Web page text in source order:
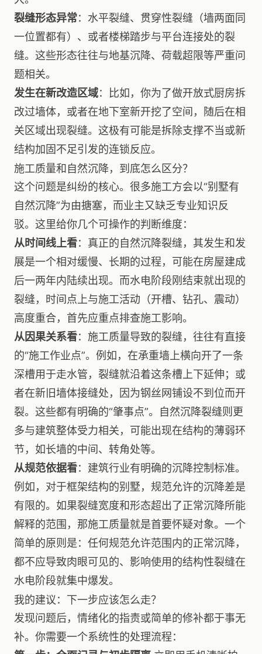
裂缝形态异常：水平裂缝、贯穿性裂缝（墙两面同
一位置都有）、或者楼梯踏步与平台连接处的裂
缝。这些形态往往与地基沉降、荷载超限等严重问
题相关。
发生在新改造区域：比如，你为了做开放式厨房拆
改过墙体，或者在地下室新开挖了空间，随后在相
关区域出现裂缝。这极有可能是拆除支撑不当或新
结构加固不足引发的连锁反应。
施工质量和自然沉降，到底怎么区分？
这个问题是纠纷的核心。很多施工方会以“别墅有
自然沉降”为由搪塞，而业主又缺乏专业知识反
驳。这里给你几个可操作的判断维度：
从时间线上看：真正的自然沉降裂缝，其发生和发
展是一个相对缓慢、长期的过程，可能在房屋建成
后一两年内陆续出现。而水电阶段刚结束就出现的
裂缝，时间点上与施工活动（开槽、钻孔、震动）
高度重合，首先应重点排查施工影响。
从因果关系看：施工质量导致的裂缝，往往有直接
的“施工作业点”。例如，在承重墙上横向开了一条
深槽用于走水管，裂缝就沿着这条槽上下延伸；或
者在新旧墙体接缝处，因为钢丝网铺设不到位而开
裂。这些都有明确的“肇事点”。自然沉降裂缝则更
多与建筑整体受力相关，可能出现在结构的薄弱环
节，如长墙的中间、转角处等。
从规范依据看：建筑行业有明确的沉降控制标准。
例如，对于框架结构的别墅，规范允许的沉降差是
有限的。如果裂缝宽度和形态超出了正常沉降所能
解释的范围，那施工质量就是首要怀疑对象。一个
简单的原则是：任何规范允许范围内的正常沉降，
都不应导致肉眼可见的、影响使用的结构性裂缝在
水电阶段就集中爆发。
我的建议：下一步应该怎么走？
发现问题后，情绪化的指责或简单的修补都于事无
补。你需要一个系统性的处理流程：